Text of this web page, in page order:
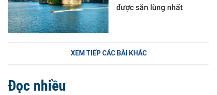
được săn lùng nhất
XEM TIẾP CÁC BÀI KHÁC
Đọc nhiều